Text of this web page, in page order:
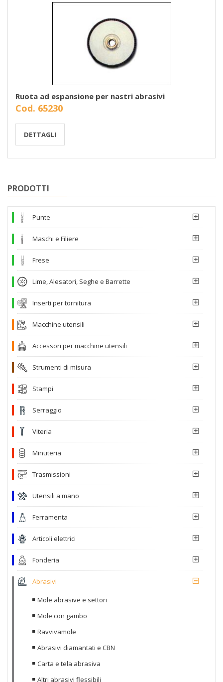
Ruota ad espansione per nastri abrasivi
Cod. 65230
DETTAGLI
PRODOTTI
Punte
Maschi e Filiere
Frese
Lime, Alesatori, Seghe e Barrette
Inserti per tornitura
Macchine utensili
Accessori per macchine utensili
Strumenti di misura
Stampi
Serraggio
Viteria
Minuteria
Trasmissioni
Utensili a mano
Ferramenta
Articoli elettrici
Fonderia
Abrasivi
Mole abrasive e settori
Mole con gambo
Ravvivamole
Abrasivi diamantati e CBN
Carta e tela abrasiva
Altri abrasivi flessibili